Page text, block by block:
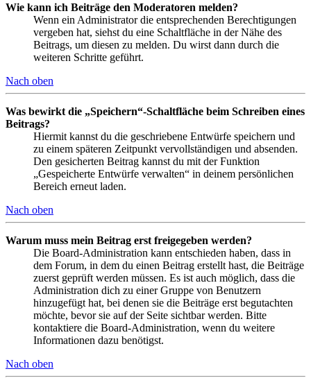
Wie kann ich Beiträge den Moderatoren melden?
Wenn ein Administrator die entsprechenden Berechtigungen
vergeben hat, siehst du eine Schaltfläche in der Nähe des
Beitrags, um diesen zu melden. Du wirst dann durch die
weiteren Schritte geführt.
Nach oben
Was bewirkt die „Speichern“-Schaltfläche beim Schreiben eines
Beitrags?
Hiermit kannst du die geschriebene Entwürfe speichern und
zu einem späteren Zeitpunkt vervollständigen und absenden.
Den gesicherten Beitrag kannst du mit der Funktion
„Gespeicherte Entwürfe verwalten“ in deinem persönlichen
Bereich erneut laden.
Nach oben
Warum muss mein Beitrag erst freigegeben werden?
Die Board-Administration kann entschieden haben, dass in
dem Forum, in dem du einen Beitrag erstellt hast, die Beiträge
zuerst geprüft werden müssen. Es ist auch möglich, dass die
Administration dich zu einer Gruppe von Benutzern
hinzugefügt hat, bei denen sie die Beiträge erst begutachten
möchte, bevor sie auf der Seite sichtbar werden. Bitte
kontaktiere die Board-Administration, wenn du weitere
Informationen dazu benötigst.
Nach oben